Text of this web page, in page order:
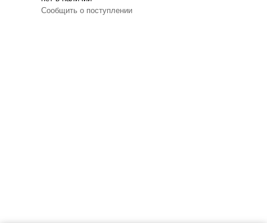
Сообщить о поступлении